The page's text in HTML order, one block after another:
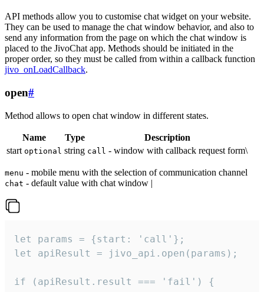
API methods allow you to customise chat widget on your website.
They can be used to manage the chat window behavior, and also to
send any information from the page on which the chat window is
placed to the JivoChat app. Methods should be initiated in the
proper order, so they must be called from within a callback function
jivo_onLoadCallback.
open#
Method allows to open chat window in different states.
Name Type
Description
start optional string call - window with callback request form\
menu - mobile menu with the selection of communication channel
chat - default value with chat window |
let params = {start: 'call'};
let apiResult = jivo_api.open(params);
if (apiResult.result === 'fail') {